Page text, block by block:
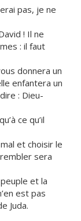
pas, je ne
! Il ne
: il faut
donnera un
enfantera un
: Dieu-
ce qu’il
et choisir le
sera
et la
est pas
Juda.